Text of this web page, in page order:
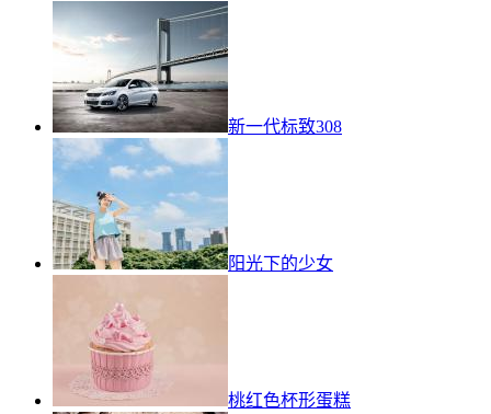
新一代标致308
阳光下的少女
桃红色杯形蛋糕